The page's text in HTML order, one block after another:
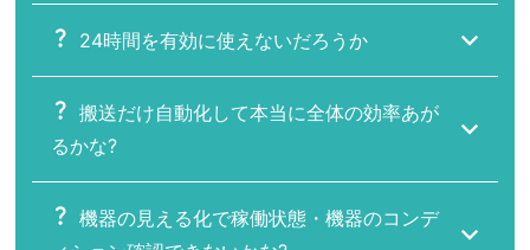
24時間を有効に使えないだろうか
搬送だけ自動化して本当に全体の効率あが
るかな?
機器の見える化で稼働状態・機器のコンデ